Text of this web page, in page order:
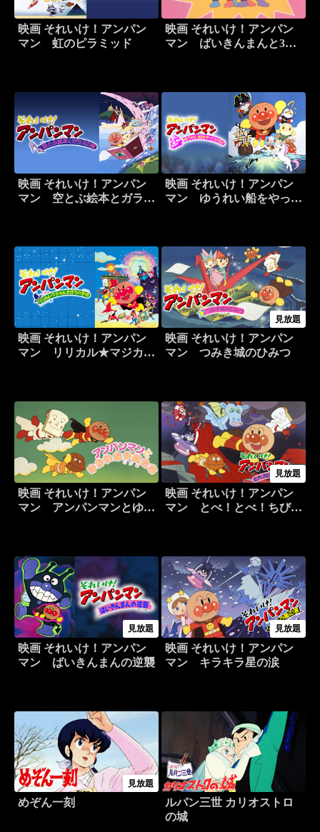
映画 それいけ！アンパン
マン 虹のピラミッド
映画 それいけ！アンパン
マン ばいきんまんと3ば
映画 それいけ！アンパン
マン 空とぶ絵本とガラス
映画 それいけ！アンパン
マン ゆうれい船をやっつ
映画 それいけ！アンパン
マン リリカル★マジカル
見放題
映画 それいけ！アンパン
マン つみき城のひみつ
映画 それいけ！アンパン
マン アンパンマンとゆか
見放題
映画 それいけ！アンパン
マン とべ！とべ！ちびご
見放題
映画 それいけ！アンパン
マン ばいきんまんの逆襲
見放題
映画 それいけ！アンパン
マン キラキラ星の涙
見放題
めぞん一刻
ルパン三世 カリオストロ
の城